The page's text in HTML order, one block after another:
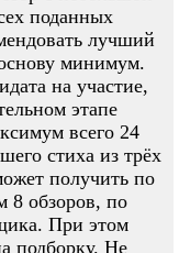
поданных
лучший
минимум.
на участие,
этапе
всего 24
стиха из трёх
получить по
8 обзоров, по
При этом
подборку. Не